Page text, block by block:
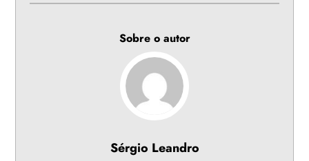
Sobre o autor
Sérgio Leandro